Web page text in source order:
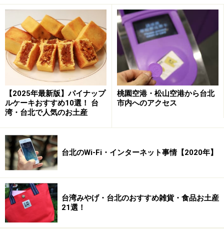
あわびがたっぷり入った贅沢炒飯
日本人観光客にも人気があるという炒五花肉（チャオウ
ーホァロウ）1350台湾元（約4400円）。ネギと豚肉の炒
め物でご飯がぐいぐい進む味。おもわずライスを頼みた
くなりますが、ここでオーダーしたいのがアワビチャー
ハン・鮑魚炒飯2750台湾元（約8980円）です。惜しげも
なく厚切りにしたアワビとおこわっぽい炒飯のハーモニ
ーがくせになる味。お皿にたっぷり盛られてきますの
で、3人くらいでシェアするのも良さそう。
4種野菜炒めでさえお値段1100台湾元（約3600円）なの
で、必ずしも高級食材だから高いというわけではない様
子。他に燕の巣や蟹などのメニューがありますが、コー
ス料理の用意はありません。
【2025年最新版】パイナップ
ルケーキおすすめ10選！ 台
湾・台北で人気のお土産
桃園空港・松山空港から台北
市内へのアクセス
台北のWi-Fi・インターネット事情【2020年】
台湾みやげ・台北のおすすめ雑貨・食品お土産
21選！